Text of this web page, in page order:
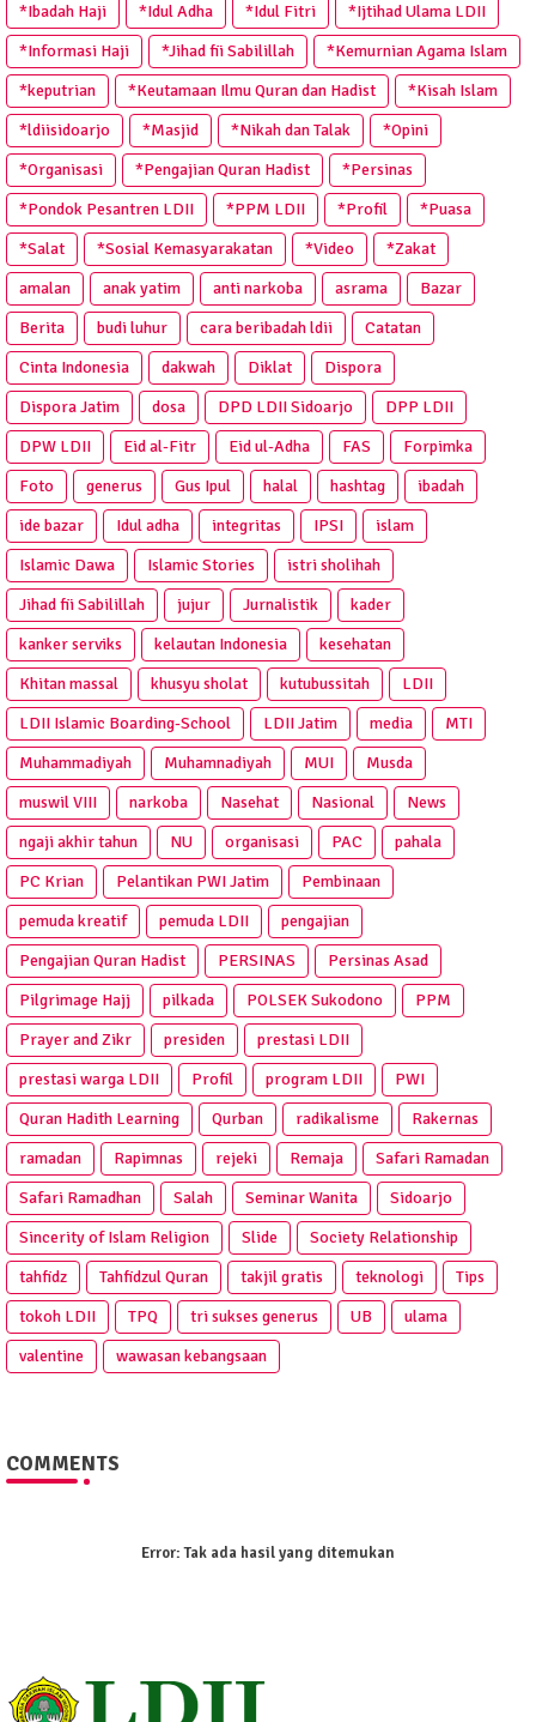
*Ibadah Haji *Idul Adha *Idul Fitri
*Ijtihad Ulama LDII
*Informasi Haji
*Jihad fii Sabilillah
*Kemurnian Agama Islam
*keputrian
*Keutamaan Ilmu Quran dan Hadist
*Kisah Islam
*ldiisidoarjo
*Masjid *Nikah dan Talak
*Opini
*Organisasi
*Pengajian Quran Hadist
*Persinas
*Pondok Pesantren LDII
*PPM LDII *Profil
*Puasa
*Salat
*Sosial Kemasyarakatan *Video
*Zakat
amalan
anak yatim anti narkoba asrama
Bazar
Berita
budi luhur cara beribadah ldii
Catatan
Cinta Indonesia
dakwah Diklat
Dispora
Dispora Jatim
dosa DPD LDII Sidoarjo
DPP LDII
DPW LDII
Eid al-Fitr Eid ul-Adha FAS
Forpimka
Foto
generus Gus Ipul halal hashtag
ibadah
ide bazar
Idul adha integritas IPSI
islam
Islamic Dawa
Islamic Stories
istri sholihah
Jihad fii Sabilillah
jujur Jurnalistik
kader
kanker serviks
kelautan Indonesia
kesehatan
Khitan massal
khusyu sholat kutubussitah
LDII
LDII Islamic Boarding-School
LDII Jatim media
MTI
Muhammadiyah
Muhamnadiyah MUI
Musda
muswil VIII
narkoba Nasehat Nasional
News
ngaji akhir tahun
NU organisasi PAC
pahala
PC Krian
Pelantikan PWI Jatim
Pembinaan
pemuda kreatif
pemuda LDII
pengajian
Pengajian Quran Hadist
PERSINAS
Persinas Asad
Pilgrimage Hajj
pilkada POLSEK Sukodono
PPM
Prayer and Zikr
presiden
prestasi LDII
prestasi warga LDII
Profil program LDII
PWI
Quran Hadith Learning
Qurban radikalisme
Rakernas
ramadan
Rapimnas rejeki Remaja
Safari Ramadan
Safari Ramadhan
Salah Seminar Wanita
Sidoarjo
Sincerity of Islam Religion
Slide
Society Relationship
tahfidz
Tahfidzul Quran takjil gratis teknologi
Tips
tokoh LDII
TPQ tri sukses generus UB
ulama
valentine
wawasan kebangsaan
COMMENTS
Error:Tak ada hasil yang ditemukan